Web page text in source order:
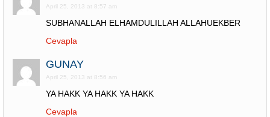
April 25, 2013 at 8:57 am
SUBHANALLAH ELHAMDULILLAH ALLAHUEKBER
Cevapla
GUNAY
April 25, 2013 at 8:56 am
YA HAKK YA HAKK YA HAKK
Cevapla